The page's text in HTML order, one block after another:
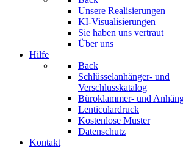
Unsere Realisierungen
KI-Visualisierungen
Sie haben uns vertraut
Über uns
Hilfe
Back
Schlüsselanhänger- und
Verschlusskatalog
Büroklammer- und
Lenticulardruck
Kostenlose Muster
Datenschutz
Kontakt